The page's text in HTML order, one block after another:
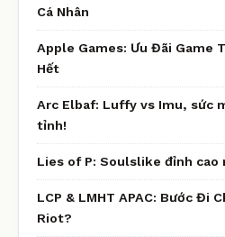
Cá Nhân
Apple Games: Ưu Đãi Game
Hết
Arc Elbaf: Luffy vs Imu, sức
tỉnh!
Lies of P: Soulslike đỉnh
LCP & LMHT APAC: Bước Đi
Riot?